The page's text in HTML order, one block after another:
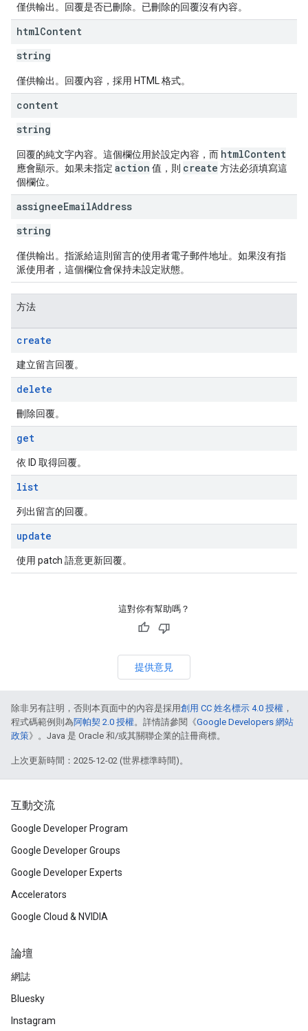
僅供輸出。回覆是否已刪除。已刪除的回覆沒有內容。
htmlContent
string
僅供輸出。回覆內容，採用 HTML 格式。
content
string
回覆的純文字內容。這個欄位用於設定內容，而 htmlContent
應會顯示。如果未指定 action 值，則 create 方法必須填寫這
個欄位。
assigneeEmailAddress
string
僅供輸出。指派給這則留言的使用者電子郵件地址。如果沒有指
派使用者，這個欄位會保持未設定狀態。
方法
create
建立留言回覆。
delete
刪除回覆。
get
依 ID 取得回覆。
list
列出留言的回覆。
update
使用 patch 語意更新回覆。
這對你有幫助嗎？
提供意見
除非另有註明，否則本頁面中的內容是採用創用 CC 姓名標示 4.0 授權 ，
程式碼範例則為阿帕契 2.0 授權。詳情請參閱《Google Developers 網站
政策》。Java 是 Oracle 和/或其關聯企業的註冊商標。
上次更新時間：2025-12-02 (世界標準時間)。
互動交流
Google Developer Program
Google Developer Groups
Google Developer Experts
Accelerators
Google Cloud & NVIDIA
論壇
網誌
Bluesky
Instagram